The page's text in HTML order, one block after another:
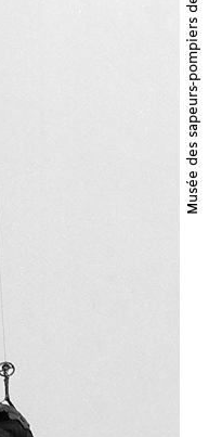
Musée des sapeurs-pompiers de Paris